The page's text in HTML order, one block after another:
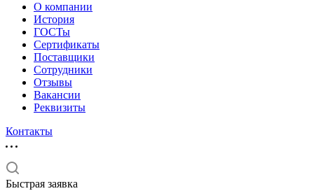
О компании
История
ГОСТы
Сертификаты
Поставщики
Сотрудники
Отзывы
Вакансии
Реквизиты
Контакты
Быстрая заявка